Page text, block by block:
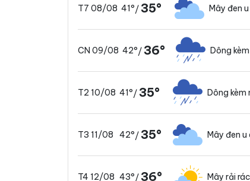
T7 08/08 41°/35° Mây đen
CN 09/08 42°/36° Dông
T2 10/08 41°/35° Dông kèm
T3 11/08 42°/35° Mây đen u
T4 12/08 43°/36° Mây rải rác